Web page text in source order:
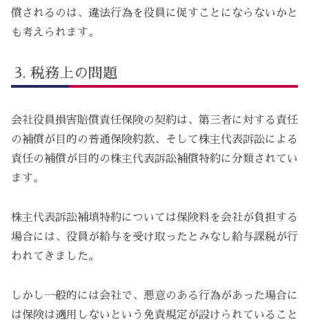
償されるのは、違法行為を役員に促すことにならないかと
も考えられます。
税務上の問題
会社役員損害賠償責任保険の契約は、第三者に対する責任
の補償が目的の普通保険約款、そして株主代表訴訟による
責任の補償が目的の株主代表訴訟補償特約に分類されてい
ます。
株主代表訴訟補填特約については保険料を会社が負担する
場合には、役員が給与を受け取ったとみなし給与課税が行
われてきました。
しかし一般的には会社で、悪意のある行為があった場合に
は保険は適用しないという免責規定が設けられていること